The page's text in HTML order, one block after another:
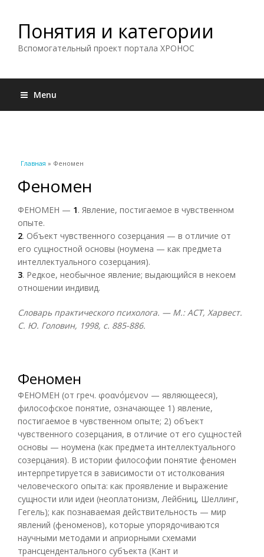
Понятия и категории
Вспомогательный проект портала ХРОНОС
Menu
Вы здесь
Главная » Феномен
Феномен
ФЕНОМЕН — 1. Явление, постигаемое в чувственном
опыте.
2. Объект чувственного созерцания — в отличие от
его сущностной основы (ноумена — как предмета
интеллектуального созерцания).
3. Редкое, необычное явление; выдающийся в некоем
отношении индивид.
Словарь практического психолога. — М.: АСТ, Харвест.
С. Ю. Головин, 1998, с. 885-886.
Феномен
ФЕНОМЕН (от греч. φοανόμενον — являющееся),
философское понятие, означающее 1) явление,
постигаемое в чувственном опыте; 2) объект
чувственного созерцания, в отличие от его сущностей
основы — ноумена (как предмета интеллектуального
созерцания). В истории философии понятие феномен
интерпретируется в зависимости от истолкования
человеческого опыта: как проявление и выражение
сущности или идеи (неоплатонизм, Лейбниц, Шеллинг,
Гегель); как познаваемая действительность — мир
явлений (феноменов), которые упорядочиваются
научными методами и априорными схемами
трансцендентального субъекта (Кант и